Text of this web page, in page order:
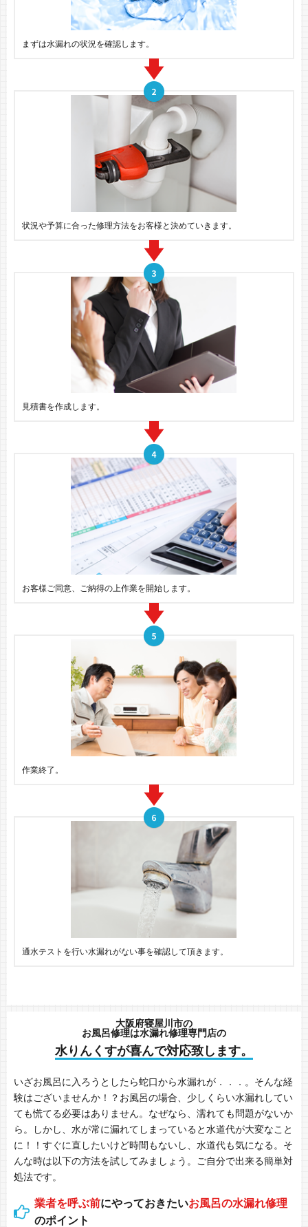
まずは水漏れの状況を確認します。
状況や予算に合った修理方法をお客様と決めていきます。
見積書を作成します。
お客様ご同意、ご納得の上作業を開始します。
作業終了。
通水テストを行い水漏れがない事を確認して頂きます。
大阪府寝屋川市の
お風呂修理は水漏れ修理専門店の
水りんくすが喜んで対応致します。
いざお風呂に入ろうとしたら蛇口から水漏れが．．．。そんな経
験はございませんか！？お風呂の場合、少しくらい水漏れしてい
ても慌てる必要はありません。なぜなら、濡れても問題がないか
ら。しかし、水が常に漏れてしまっていると水道代が大変なこと
に！！すぐに直したいけど時間もないし、水道代も気になる。そ
んな時は以下の方法を試してみましょう。ご自分で出来る簡単対
処法です。
業者を呼ぶ前にやっておきたいお風呂の水漏れ修理
のポイント